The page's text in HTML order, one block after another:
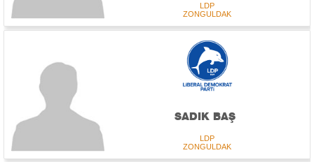
LDP
ZONGULDAK
SADIK BAŞ
LDP
ZONGULDAK